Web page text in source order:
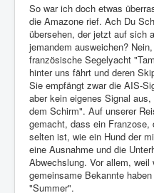
So war ich doch etwas
die Amazone rief. Ach Du
übersehen, der jetzt auf sich
jemandem ausweichen?
französische Segelyacht
hinter uns fährt und deren
Sie empfängt zwar die AIS-
aber kein eigenes Signal
dem Schirm". Auf unserer
gemacht, dass ein
selten ist, wie ein Hund der
eine Ausnahme und die
Abwechslung. Vor allem,
gemeinsame Bekannte
"Summer".